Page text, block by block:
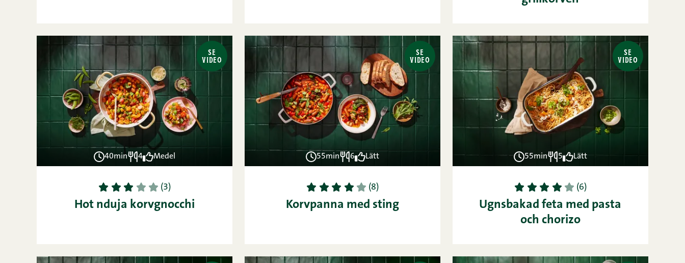
SE
VIDEO
40min 4 Medel
1 2 3 4 5 (3)
Hot nduja korvgnocchi
SE
VIDEO
55min 6 Lätt
1 2 3 4 5 (8)
Korvpanna med sting
SE
VIDEO
55min 5 Lätt
1 2 3 4 5 (6)
Ugnsbakad feta med pasta
och chorizo